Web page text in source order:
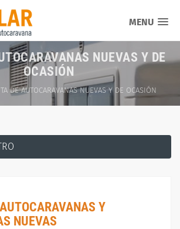
MENU
NUEVAS Y DE
OCASIÓN
DE AUTOCARAVANAS NUEVAS Y DE OCASIÓN
Y
NUEVAS